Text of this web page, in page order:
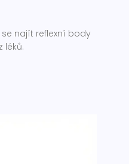
najít reflexní body
léků.